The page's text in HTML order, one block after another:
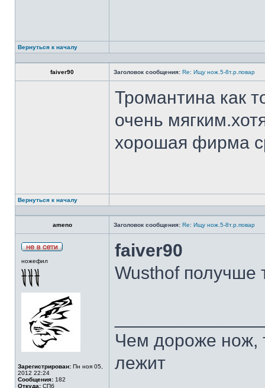
Вернуться к началу
faiver90 Заголовок сообщения: Re: Ищу нож.5-8т.р.повар
Тромантина как
очень
хорошая фирма
Вернуться к началу
ameno Заголовок сообщения: Re: Ищу нож.5-8т.р.повар
ножефил
Зарегистрирован: Пн ноя 05,
2012 22:24
Сообщения: 182
Откуда: СПб
faiver90
Wusthof получше
Чем дороже нож,
лежит